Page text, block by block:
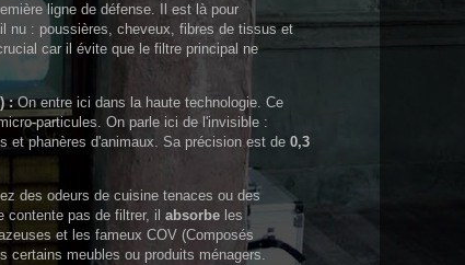
ligne de défense. Il est là pour
nu : poussières, cheveux, fibres de tissus et
car il évite que le filtre principal ne
:On entre ici dans la haute technologie. Ce
particules. On parle ici de l'invisible :
et phanères d'animaux. Sa précision est de 0,3
des odeurs de cuisine tenaces ou des
pas de filtrer, il absorbeles
et les fameux COV (Composés
certains meubles ou produits ménagers.